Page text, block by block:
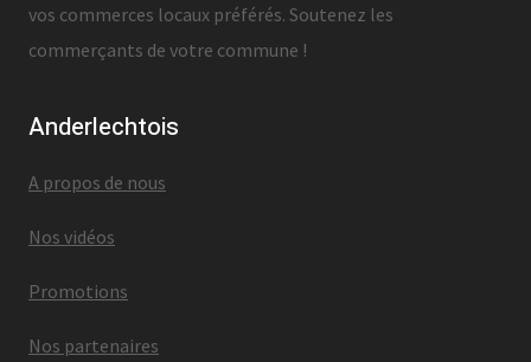
vos commerces locaux préférés. Soutenez les
commerçants de votre commune !
Anderlechtois
A propos de nous
Nos vidéos
Promotions
Nos partenaires